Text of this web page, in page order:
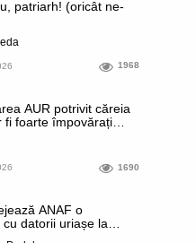
patriarh! (oricât ne-
1968
AUR potrivit căreia
fi foarte împovărați
este contrazisă
articol publicat de
Datele prezentate
europene cu cele
pe cap de
1690
ANAF o
datorii uriașe la